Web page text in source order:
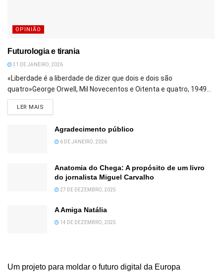
OPINIÃO
Futurologia e tirania
31 DE JANEIRO, 2026
«Liberdade é a liberdade de dizer que dois e dois são
quatro»George Orwell, Mil Novecentos e Oitenta e quatro, 1949...
LER MAIS
Agradecimento público
6 DE JANEIRO, 2026
Anatomia do Chega: A propósito de um livro
do jornalista Miguel Carvalho
27 DE DEZEMBRO, 2025
A Amiga Natália
14 DE DEZEMBRO, 2025
Um projeto para moldar o futuro digital da Europa